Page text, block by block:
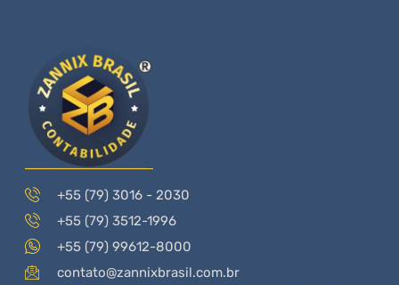
+55 (79) 3016 - 2030
+55 (79) 3512-1996
+55 (79) 99612-8000
contato@zannixbrasil.com.br